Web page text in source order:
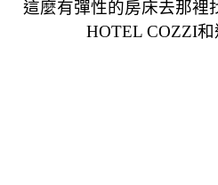
這麼有彈性的房床去那裡
HOTEL COZZI